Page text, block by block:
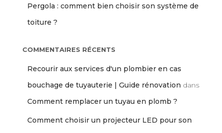
Pergola : comment bien choisir son système de
toiture ?
COMMENTAIRES RÉCENTS
Recourir aux services d'un plombier en cas
bouchage de tuyauterie | Guide rénovation dans
Comment remplacer un tuyau en plomb ?
Comment choisir un projecteur LED pour son